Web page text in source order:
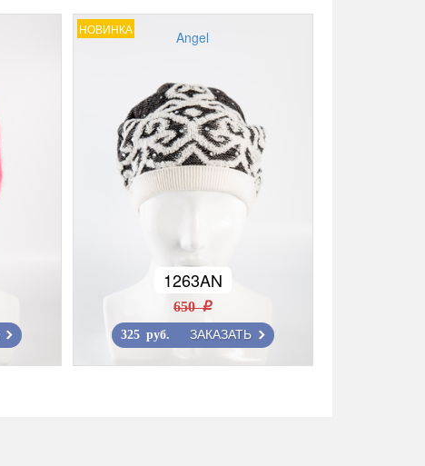
НОВИНКА Angel
1263AN
650 r
325 руб. ЗАКАЗАТЬ